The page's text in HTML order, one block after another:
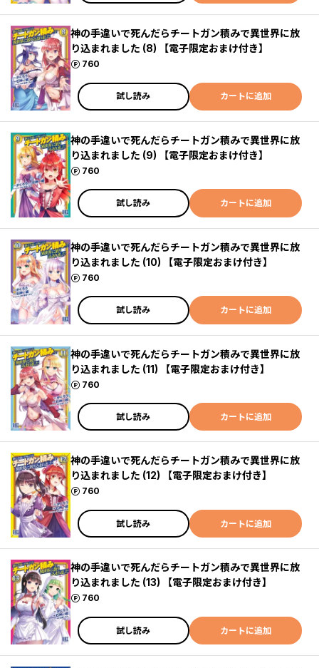
神の手違いで死んだらチートガン積みで異世界に放
り込まれました (8) 【電子限定おまけ付き】
760
ポイント
試し読み カートに追加
神の手違いで死んだらチートガン積みで異世界に放
り込まれました (9) 【電子限定おまけ付き】
760
ポイント
試し読み カートに追加
神の手違いで死んだらチートガン積みで異世界に放
り込まれました (10) 【電子限定おまけ付き】
760
ポイント
試し読み カートに追加
神の手違いで死んだらチートガン積みで異世界に放
り込まれました (11) 【電子限定おまけ付き】
760
ポイント
試し読み カートに追加
神の手違いで死んだらチートガン積みで異世界に放
り込まれました (12) 【電子限定おまけ付き】
760
ポイント
試し読み カートに追加
神の手違いで死んだらチートガン積みで異世界に放
り込まれました (13) 【電子限定おまけ付き】
760
ポイント
試し読み カートに追加